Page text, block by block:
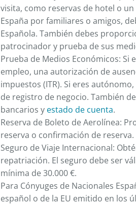
visita, como reservas de hotel o
España por familiares o amigos,
Española. También debes
patrocinador y prueba de sus
Prueba de Medios Económicos:
empleo, una autorización de
impuestos (ITR). Si eres
de registro de negocio. También
bancarios y estado de cuenta.
Reserva de Boleto de Aerolínea:
reserva o confirmación de reserva.
Seguro de Viaje Internacional:
repatriación. El seguro debe ser
mínima de 30.000 €.
Para Cónyuges de Nacionales
español o de la EU emitido en los